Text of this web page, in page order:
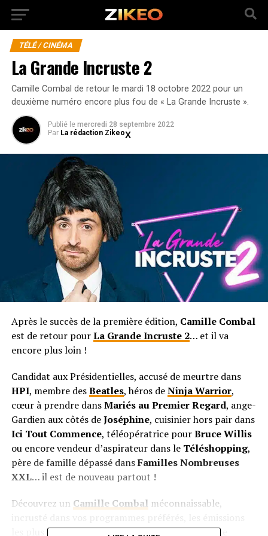
TÉLÉ / CINÉMA
La Grande Incruste 2
Camille Combal de retour le mardi 18 octobre 2022 pour un
deuxième numéro encore plus fou de « La Grande Incruste ».
Publié le mercredi 28 septembre 2022
Par La rédaction Zikeo
Après le succès de la première édition, Camille Combal
est de retour pourLa Grande Incruste 2… et il va
encore plus loin !
Candidat aux Présidentielles, accusé de meurtre dans
HPI, membre desBeatles, héros deNinja Warrior,
cœur à prendre dansMariés au Premier Regard, ange-
Gardien aux côtés deJoséphine, cuisinier hors pair dans
Ici Tout Commence, téléopératrice pourBruce Willis
ou encore vendeur d’aspirateur dans le Téléshopping,
père de famille dépassé dansFamilles Nombreuses
XXL… il est de nouveau partout !
Découvrez un Camille Combal méconnaissable,
les plus cultes, et les images qui ont marqué cette